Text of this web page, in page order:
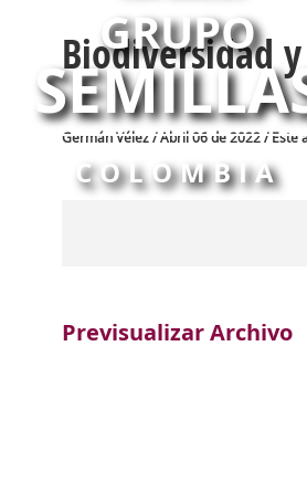
GRUPO
COLOMBIA
Biodiversidad
Germán Vélez / Abril 06 de 2022 /
Previsualizar Archivo